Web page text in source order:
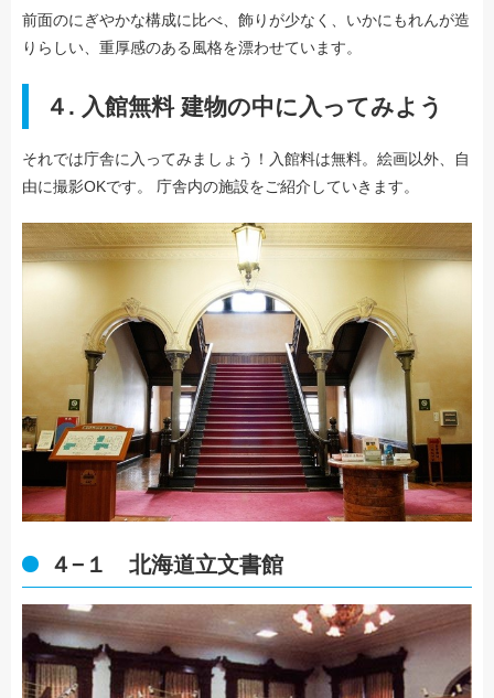
前面のにぎやかな構成に比べ、飾りが少なく、いかにもれんが造
りらしい、重厚感のある風格を漂わせています。
４. 入館無料 建物の中に入ってみよう
それでは庁舎に入ってみましょう！入館料は無料。絵画以外、自
由に撮影OKです。 庁舎内の施設をご紹介していきます。
４−１ 北海道立文書館